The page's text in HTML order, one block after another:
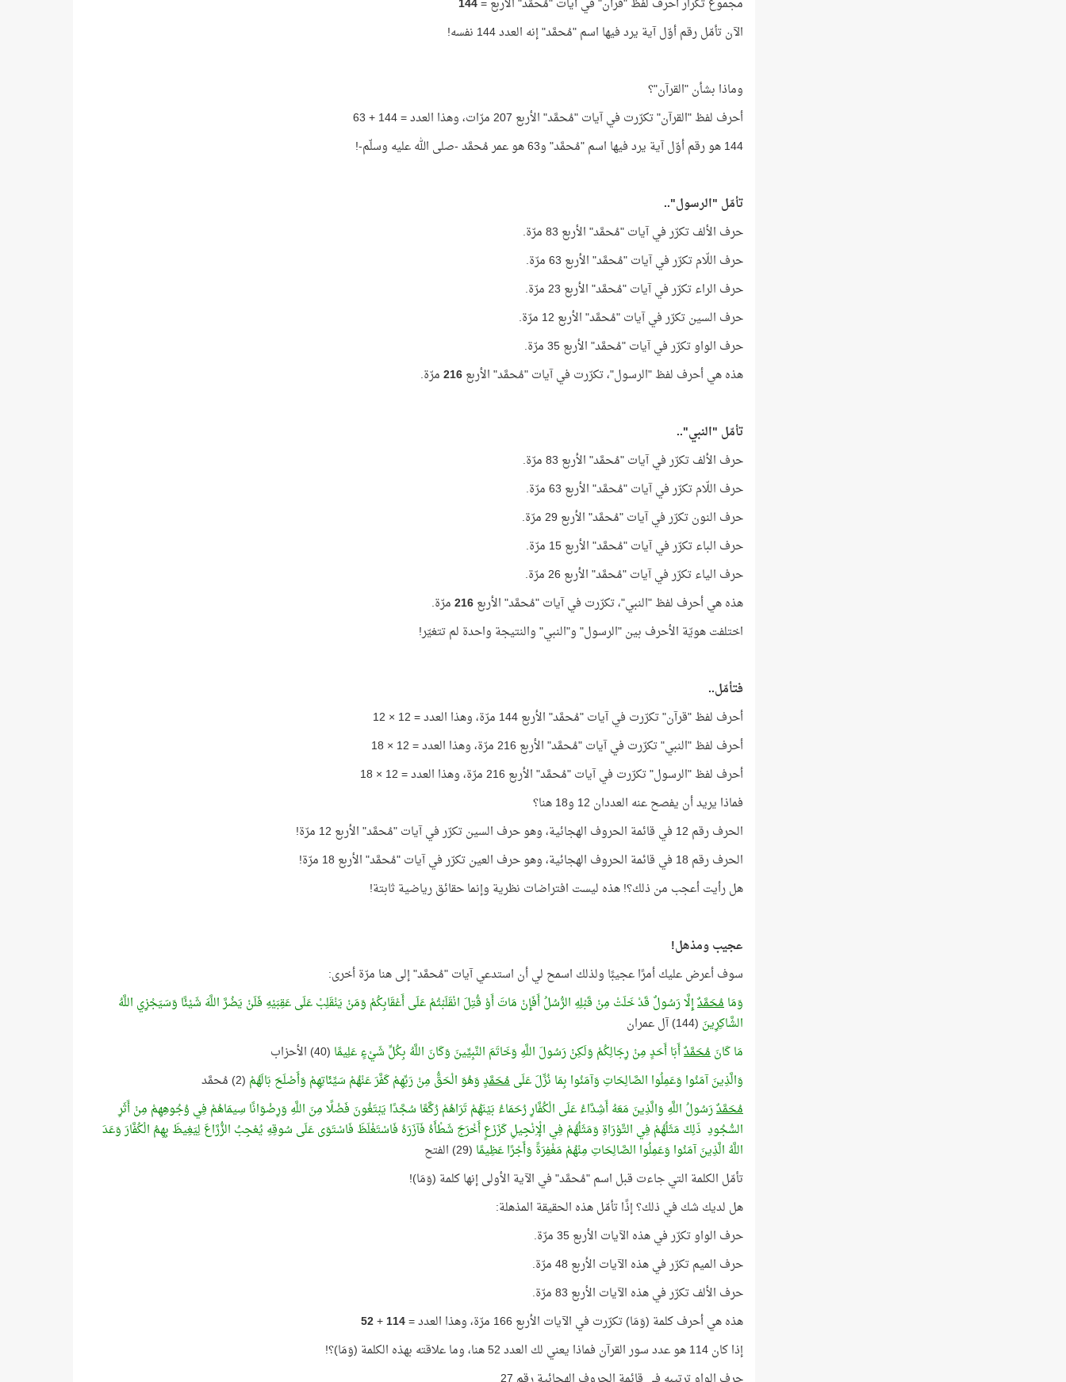
مجموع تكرار أحرف لفظ "قرآن" في آيات "مُحمَّد" الأربع =144
الآن تأمّل رقم أوّل آية يرد فيها اسم "مُحمَّد" إنه العدد 144 نفسه!
وماذا بشأن "القرآن"؟
أحرف لفظ "القرآن" تكرّرت في آيات "مُحمَّد" الأربع 207 مرّات، وهذا العدد = 144 + 63
144 هو رقم أوّل آية يرد فيها اسم "مُحمَّد" و63 هو عمر مُحمَّد -صلى الله عليه وسلّم-!
تأمّل "الرسول"..
حرف الألف تكرّر في آيات "مُحمَّد" الأربع 83 مرّة.
حرف اللّام تكرّر في آيات "مُحمَّد" الأربع 63 مرّة.
حرف الراء تكرّر في آيات "مُحمَّد" الأربع 23 مرّة.
حرف السين تكرّر في آيات "مُحمَّد" الأربع 12 مرّة.
حرف الواو تكرّر في آيات "مُحمَّد" الأربع 35 مرّة.
هذه هي أحرف لفظ "الرسول"، تكرّرت في آيات "مُحمَّد" الأربع216مرّة.
تأمّل "النبي"..
حرف الألف تكرّر في آيات "مُحمَّد" الأربع 83 مرّة.
حرف اللّام تكرّر في آيات "مُحمَّد" الأربع 63 مرّة.
حرف النون تكرّر في آيات "مُحمَّد" الأربع 29 مرّة.
حرف الباء تكرّر في آيات "مُحمَّد" الأربع 15 مرّة.
حرف الياء تكرّر في آيات "مُحمَّد" الأربع 26 مرّة.
هذه هي أحرف لفظ "النبي"، تكرّرت في آيات "مُحمَّد" الأربع216مرّة.
اختلفت هويّة الأحرف بين "الرسول" و"النبي" والنتيجة واحدة لم تتغيّر!
فتأمّل..
أحرف لفظ "قرآن" تكرّرت في آيات "مُحمَّد" الأربع 144 مرّة، وهذا العدد = 12 × 12
أحرف لفظ "النبي" تكرّرت في آيات "مُحمَّد" الأربع 216 مرّة، وهذا العدد = 12 × 18
أحرف لفظ "الرسول" تكرّرت في آيات "مُحمَّد" الأربع 216 مرّة، وهذا العدد = 12 × 18
فماذا يريد أن يفصح عنه العددان 12 و18 هنا؟
الحرف رقم 12 في قائمة الحروف الهجائية، وهو حرف السين تكرّر في آيات "مُحمَّد" الأربع 12 مرّة!
الحرف رقم 18 في قائمة الحروف الهجائية، وهو حرف العين تكرّر في آيات "مُحمَّد" الأربع 18 مرّة!
هل رأيت أعجب من ذلك؟! هذه ليست افتراضات نظرية وإنما حقائق رياضية ثابتة!
عجيب ومذهل!
سوف أعرض عليك أمرًا عجيبًا ولذلك اسمح لي أن استدعي آيات "مُحمَّد" إلى هنا مرّة أخرى:
وَمَامُحَمَّدٌإِلَّا رَسُولٌ قَدْ خَلَتْ مِنْ قَبْلِهِ الرُّسُلُ أَفَإِنْ مَاتَ أَوْ قُتِلَ انْقَلَبْتُمْ عَلَى أَعْقَابِكُمْ وَمَنْ يَنْقَلِبْ عَلَى عَقِبَيْهِ فَلَنْ يَضُرَّ اللَّهَ شَيْئًا وَسَيَجْزِي اللَّهُ
الشَّاكِرِينَ (144) آل عمران
مَا كَانَمُحَمَّدٌأَبَا أَحَدٍ مِنْ رِجَالِكُمْ وَلَكِنْ رَسُولَ اللَّهِ وَخَاتَمَ النَّبِيِّينَ وَكَانَ اللَّهُ بِكُلِّ شَيْءٍ عَلِيمًا (40) الأحزاب
وَالَّذِينَ آمَنُوا وَعَمِلُوا الصَّالِحَاتِ وَآمَنُوا بِمَا نُزِّلَ عَلَىمُحَمَّدٍوَهُوَ الْحَقُّ مِنْ رَبِّهِمْ كَفَّرَ عَنْهُمْ سَيِّئَاتِهِمْ وَأَصْلَحَ بَالَهُمْ (2) مُحمَّد
مُحَمَّدٌرَسُولُ اللَّهِ وَالَّذِينَ مَعَهُ أَشِدَّاءُ عَلَى الْكُفَّارِ رُحَمَاءُ بَيْنَهُمْ تَرَاهُمْ رُكَّعًا سُجَّدًا يَبْتَغُونَ فَضْلًا مِنَ اللَّهِ وَرِضْوَانًا سِيمَاهُمْ فِي وُجُوهِهِمْ مِنْ أَثَرِ
السُّجُودِ ذَلِكَ مَثَلُهُمْ فِي التَّوْرَاةِ وَمَثَلُهُمْ فِي الْإِنْجِيلِ كَزَرْعٍ أَخْرَجَ شَطْأَهُ فَآزَرَهُ فَاسْتَغْلَظَ فَاسْتَوَى عَلَى سُوقِهِ يُعْجِبُ الزُّرَّاعَ لِيَغِيظَ بِهِمُ الْكُفَّارَ وَعَدَ
اللَّهُ الَّذِينَ آمَنُوا وَعَمِلُوا الصَّالِحَاتِ مِنْهُمْ مَغْفِرَةً وَأَجْرًا عَظِيمًا (29) الفتح
تأمّل الكلمة التي جاءت قبل اسم "مُحمَّد" في الآية الأولى إنها كلمة (وَمَا)!
هل لديك شك في ذلك؟ إذًا تأمّل هذه الحقيقة المذهلة:
حرف الواو تكرّر في هذه الآيات الأربع 35 مرّة.
حرف الميم تكرّر في هذه الآيات الأربع 48 مرّة.
حرف الألف تكرّر في هذه الآيات الأربع 83 مرّة.
هذه هي أحرف كلمة (وَمَا) تكرّرت في الآيات الأربع 166 مرّة، وهذا العدد =
114
+
52
إذا كان 114 هو عدد سور القرآن فماذا يعني لك العدد 52 هنا، وما علاقته بهذه الكلمة (وَمَا)؟!